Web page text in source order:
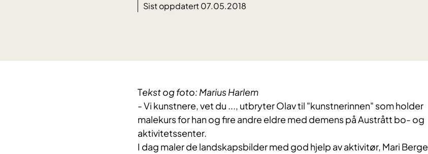
Sist oppdatert 07.05.2018
​Tekst og foto: Marius Harlem
- Vi kunstnere, vet du ..., utbryter Olav til "kunstnerinnen" som holder
malekurs for han og fire andre eldre med demens på Austrått bo- og
aktivitetssenter.
I dag maler de landskapsbilder med god hjelp av aktivitør, Mari Berge